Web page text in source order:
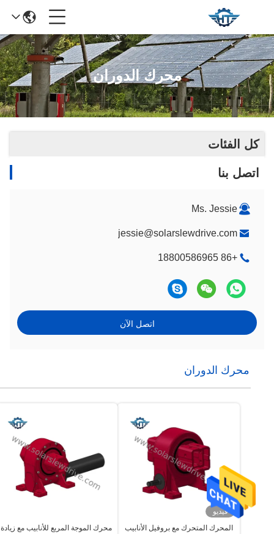
محرك الدوران
كل الفئات
اتصل بنا
Ms. Jessie
jessie@solarslewdrive.com
+86 18800586965
اتصل الآن
محرك الدوران
فيديو
المحرك المتحرك مع بروفيل الأنابيب
محرك الموجة المربع للأنابيب مع زيادة